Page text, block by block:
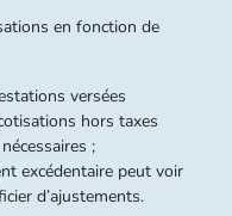
en fonction de
versées
hors taxes
;
excédentaire peut voir
d’ajustements.